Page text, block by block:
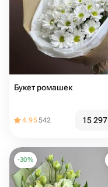
Букет ромашек
4.95542 15 297
-30%